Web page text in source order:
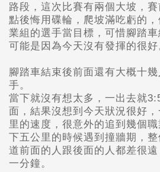
路段，這次比賽有兩個大坡，
點後悔用碟輪， 爬坡滿吃虧的
業組的選手當目標，可惜腳踏車
可能是因為今天沒有發揮的很好
腳踏車結束後前面還有大概十幾
手。
當下就沒有想太多， 一出去就
面，結果沒想到今天狀況很好
里的速度，很意外的追到幾個
下五公里的時候遇到撞牆期，
道前面的人跟後面的人都差很
一分鐘。